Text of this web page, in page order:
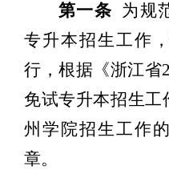
第一条 为规
专升本招生工作
行，根据《浙江省
免试专升本招生工
州学院招生工作
章。